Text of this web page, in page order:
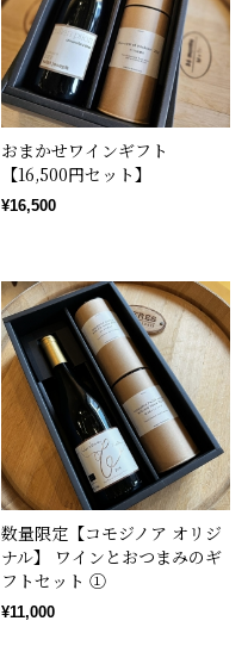
おまかせワインギフト
【16,500円セット】
¥16,500
数量限定【コモジノア オリジ
ナル】 ワインとおつまみのギ
フトセット ①
¥11,000